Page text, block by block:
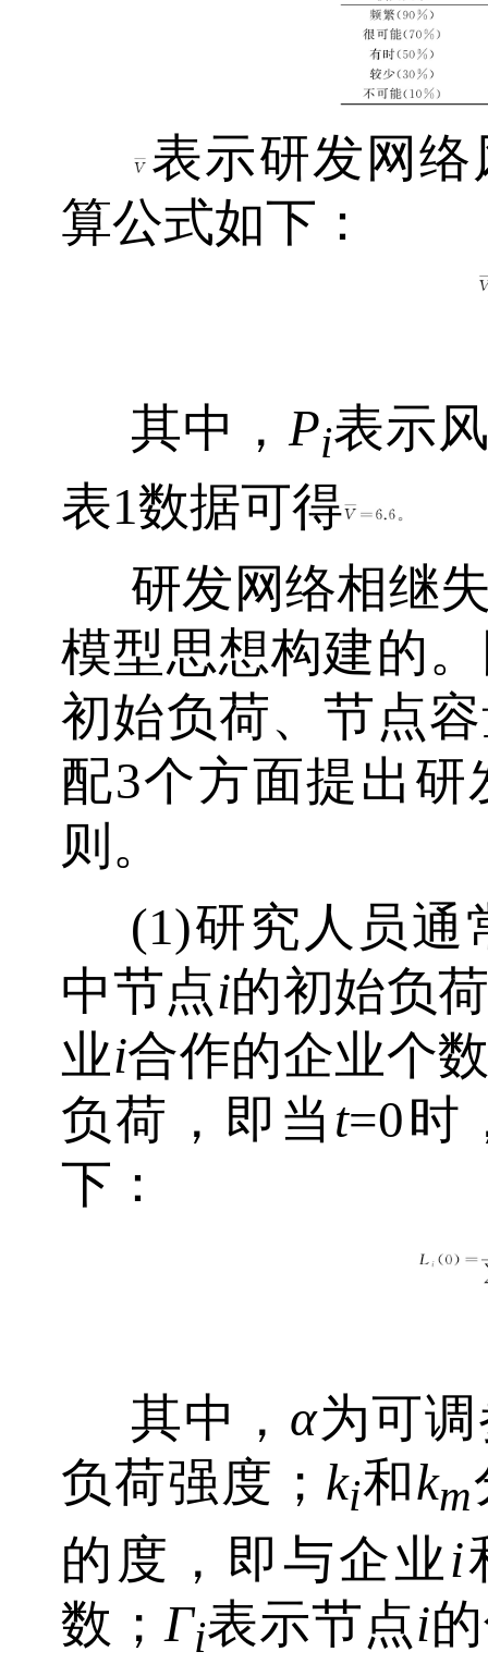
表示研发网
算公式如下：
其中， Pi表示
表1数据可得
研发网络相继
模型思想构建的
初始负荷、节点
配3个方面提出
则。
(1)研究人员通
中节点i的初始负
业i合作的企业个
负荷，即当 t=0时
下：
其中， α为可
负荷强度； ki和km
的度，即与企业i
数；Γi表示节点i